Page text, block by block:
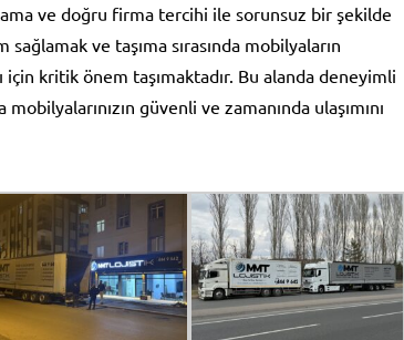
ve doğru firma tercihi ile sorunsuz bir şekilde
ve taşıma sırasında mobilyaların
için kritik önem taşımaktadır. Bu alanda deneyimli
güvenli ve zamanında ulaşımını